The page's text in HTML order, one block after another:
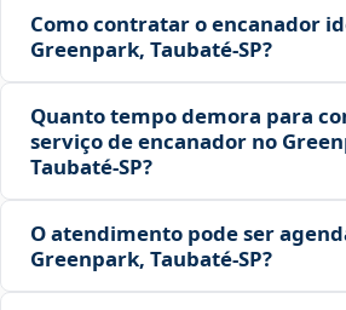
Como contratar o encanador
Greenpark, Taubaté‑SP?
Quanto tempo demora para
serviço de encanador no
Taubaté‑SP?
O atendimento pode ser
Greenpark, Taubaté‑SP?